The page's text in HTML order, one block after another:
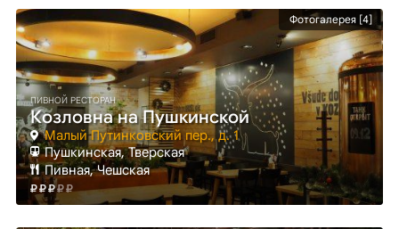
Фотогалерея [4]
ПИВНОЙ РЕСТОРАН
Козловна на Пушкинской
Малый Путинковский пер., д. 1
Пушкинская, Тверская
Пивная, Чешская